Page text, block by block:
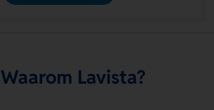
Waarom Lavista?